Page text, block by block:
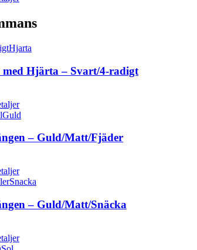
med Hjärta – Svart/4-radigt
– Guld/Matt/Fjäder
– Guld/Matt/Snäcka